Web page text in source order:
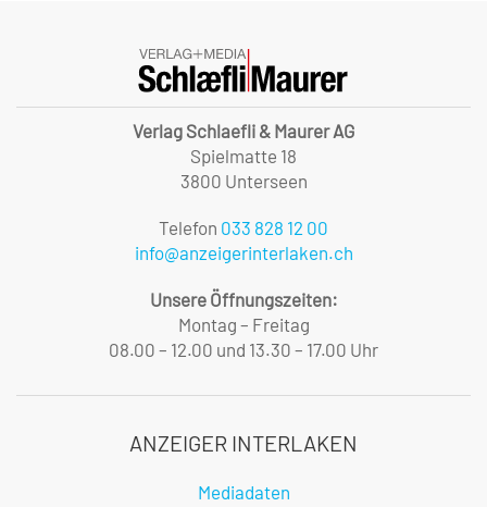
Verlag Schlaefli & Maurer AG
Spielmatte 18
3800 Unterseen
Telefon 033 828 12 00
info@anzeigerinterlaken.ch
Unsere Öffnungszeiten:
Montag – Freitag
08.00 – 12.00 und 13.30 – 17.00 Uhr
ANZEIGER INTERLAKEN
Mediadaten